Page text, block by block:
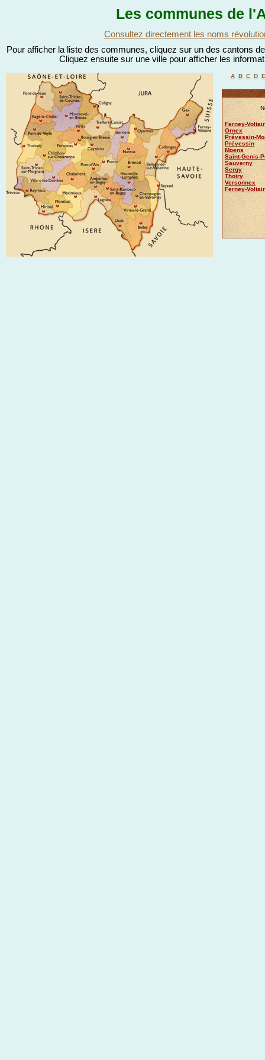
Les communes de
Consultez directement les noms
Pour afficher la liste des communes, cliquez sur un des cantons
Cliquez ensuite sur une ville pour afficher les
A B C D E
Ferney-
Ornex
Prévessin-
Prévessin
Moens
Saint-Genis-
Sauverny
Sergy
Thoiry
Versonnex
Ferney-